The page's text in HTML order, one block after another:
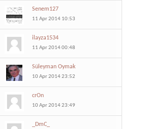
Senem127
11 Apr 2014 10:53
ilayza1534
11 Apr 2014 00:48
Süleyman Oymak
10 Apr 2014 23:52
crOn
10 Apr 2014 23:49
_DmC_